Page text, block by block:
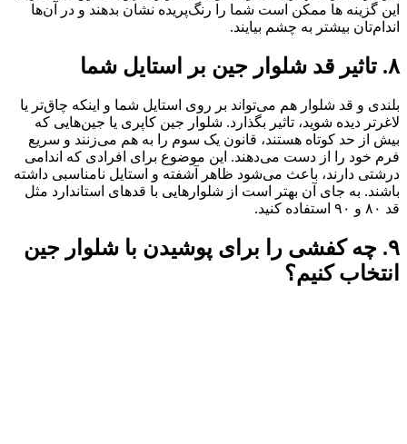
این گزینه ها ممکن است شما را رنگ‌پریده نشان بدهند و در آن‌ها
اندام‌تان بیشتر به چشم بیایند.
۸. تاثیر قد شلوار جین بر استایل شما
بلندی و قد شلوار هم می‌تواند بر روی استایل شما و اینکه چاق‌تر یا
لاغرتر دیده شوید، تاثیر بگذارد. شلوار جین کاپری یا جین‌هایی که
بیش از حد کوتاه هستند، قانون یک سوم را به هم می‌زنند و سریع
فرم خود را از دست می‌‌دهند. این موضوع برای افرادی که اندامی
درشتی دارند، باعث می‌شود ظاهر آشفته و استایل نامناسبی داشته
باشند. به جای آن بهتر است از شلوارهایی با قدهای استاندارد مثل
قد ۸۰ و ۹۰ استفاده کنید.
۹. چه کفشی را برای پوشیدن با شلوار جین
انتخاب کنیم؟